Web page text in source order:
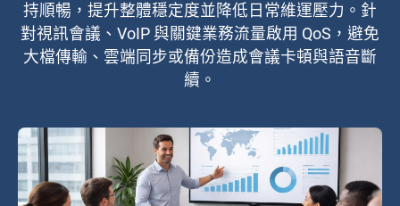
持順暢，提升整體穩定度並降低日常維運壓力。針
對視訊會議、VoIP 與關鍵業務流量啟用 QoS，避免
大檔傳輸、雲端同步或備份造成會議卡頓與語音斷
續。